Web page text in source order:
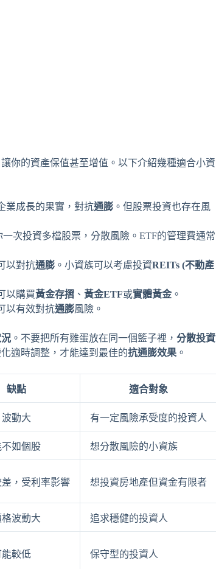
讓你的資產保值甚至增值。以下介紹幾種適合小資
業成長的果實，對抗通膨 。但股票投資也存在風
一次投資多檔股票，分散風險。ETF的管理費通常
以對抗通膨 。小資族可以考慮投資REITs (不動產
以購買黃金存摺 、 黃金ETF或實體黃金 。
以有效對抗通膨風險。
。不要把所有雞蛋放在同一個籃子裡， 分散投資
適時調整，才能達到最佳的抗通膨效果 。
缺點 適合對象
動大 有一定風險承受度的投資人
如個股 想分散風險的小資族
，受利率影響 想投資房地產但資金有限者
波動大 追求穩健的投資人
較低 保守型的投資人